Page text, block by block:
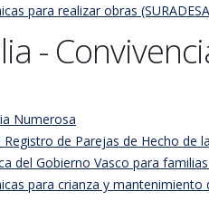
para realizar obras
-
Numerosa
Registro de Parejas de Hecho de
del Gobierno Vasco para
para crianza y